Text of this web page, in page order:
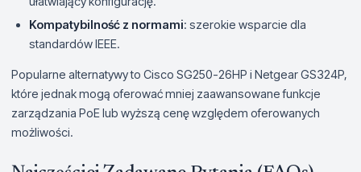
Kompatybilność z normami: szerokie wsparcie dla
standardów IEEE.
Popularne alternatywy to Cisco SG250-26HP i Netgear GS324P,
które jednak mogą oferować mniej zaawansowane funkcje
zarządzania PoE lub wyższą cenę względem oferowanych
możliwości.